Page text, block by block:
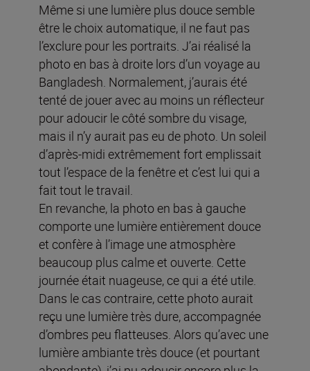
Même si une lumière plus douce semble
être le choix automatique, il ne faut pas
l’exclure pour les portraits. J’ai réalisé la
photo en bas à droite lors d’un voyage au
Bangladesh. Normalement, j’aurais été
tenté de jouer avec au moins un réflecteur
pour adoucir le côté sombre du visage,
mais il n’y aurait pas eu de photo. Un soleil
d’après-midi extrêmement fort emplissait
tout l’espace de la fenêtre et c’est lui qui a
fait tout le travail.
En revanche, la photo en bas à gauche
comporte une lumière entièrement douce
et confère à l’image une atmosphère
beaucoup plus calme et ouverte. Cette
journée était nuageuse, ce qui a été utile.
Dans le cas contraire, cette photo aurait
reçu une lumière très dure, accompagnée
d’ombres peu flatteuses. Alors qu’avec une
lumière ambiante très douce (et pourtant